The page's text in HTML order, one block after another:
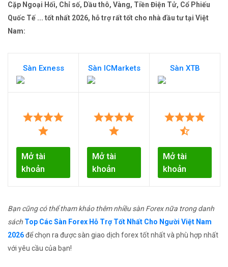
Cặp Ngoại Hối, Chỉ số, Dầu thô, Vàng, Tiền Điện Tử, Cổ Phiếu
Quốc Tế ... tốt nhất 2026, hỗ trợ rất tốt cho nhà đầu tư tại Việt
Nam:
Sàn Exness Sàn ICMarkets Sàn XTB
Mở tài
khoản
Mở tài
khoản
Mở tài
khoản
Bạn cũng có thể tham khảo thêm nhiều sàn Forex nữa trong danh
sách Top Các Sàn Forex Hỗ Trợ Tốt Nhất Cho Người Việt Nam
2026để chọn ra được sàn giao dịch forex tốt nhất và phù hợp nhất
với yêu cầu của bạn!